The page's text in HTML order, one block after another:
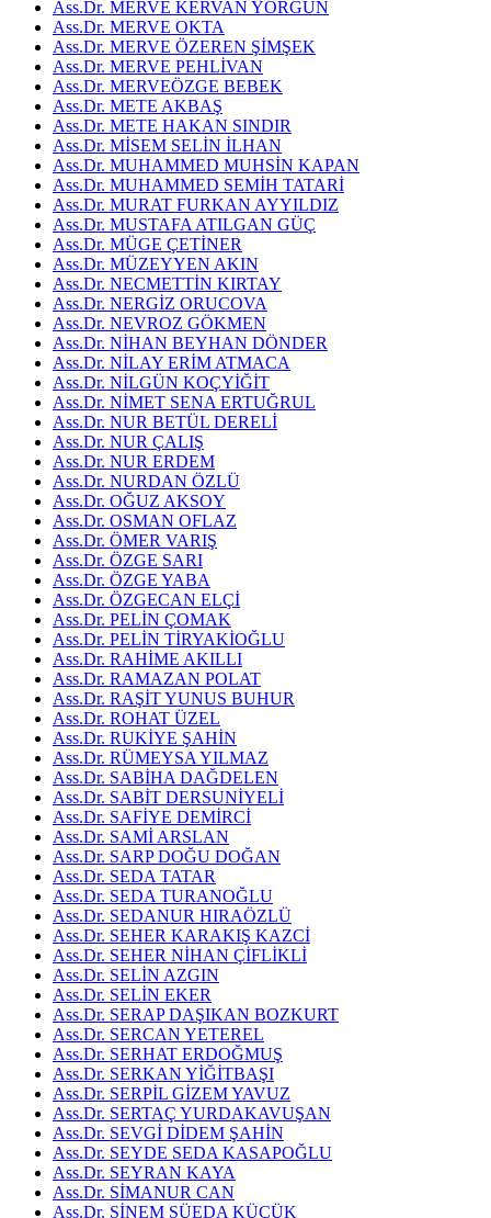
Ass.Dr. MERVE KERVAN YORGUN
Ass.Dr. MERVE OKTA
Ass.Dr. MERVE ÖZEREN ŞİMŞEK
Ass.Dr. MERVE PEHLİVAN
Ass.Dr. MERVEÖZGE BEBEK
Ass.Dr. METE AKBAŞ
Ass.Dr. METE HAKAN SINDIR
Ass.Dr. MİSEM SELİN İLHAN
Ass.Dr. MUHAMMED MUHSİN KAPAN
Ass.Dr. MUHAMMED SEMİH TATARİ
Ass.Dr. MURAT FURKAN AYYILDIZ
Ass.Dr. MUSTAFA ATILGAN GÜÇ
Ass.Dr. MÜGE ÇETİNER
Ass.Dr. MÜZEYYEN AKIN
Ass.Dr. NECMETTİN KIRTAY
Ass.Dr. NERGİZ ORUCOVA
Ass.Dr. NEVROZ GÖKMEN
Ass.Dr. NİHAN BEYHAN DÖNDER
Ass.Dr. NİLAY ERİM ATMACA
Ass.Dr. NİLGÜN KOÇYİĞİT
Ass.Dr. NİMET SENA ERTUĞRUL
Ass.Dr. NUR BETÜL DERELİ
Ass.Dr. NUR ÇALIŞ
Ass.Dr. NUR ERDEM
Ass.Dr. NURDAN ÖZLÜ
Ass.Dr. OĞUZ AKSOY
Ass.Dr. OSMAN OFLAZ
Ass.Dr. ÖMER VARIŞ
Ass.Dr. ÖZGE SARI
Ass.Dr. ÖZGE YABA
Ass.Dr. ÖZGECAN ELÇİ
Ass.Dr. PELİN ÇOMAK
Ass.Dr. PELİN TİRYAKİOĞLU
Ass.Dr. RAHİME AKILLI
Ass.Dr. RAMAZAN POLAT
Ass.Dr. RAŞİT YUNUS BUHUR
Ass.Dr. ROHAT ÜZEL
Ass.Dr. RUKİYE ŞAHİN
Ass.Dr. RÜMEYSA YILMAZ
Ass.Dr. SABİHA DAĞDELEN
Ass.Dr. SABİT DERSUNİYELİ
Ass.Dr. SAFİYE DEMİRCİ
Ass.Dr. SAMİ ARSLAN
Ass.Dr. SARP DOĞU DOĞAN
Ass.Dr. SEDA TATAR
Ass.Dr. SEDA TURANOĞLU
Ass.Dr. SEDANUR HIRAÖZLÜ
Ass.Dr. SEHER KARAKIŞ KAZCİ
Ass.Dr. SEHER NİHAN ÇİFLİKLİ
Ass.Dr. SELİN AZGIN
Ass.Dr. SELİN EKER
Ass.Dr. SERAP DAŞIKAN BOZKURT
Ass.Dr. SERCAN YETEREL
Ass.Dr. SERHAT ERDOĞMUŞ
Ass.Dr. SERKAN YİĞİTBAŞI
Ass.Dr. SERPİL GİZEM YAVUZ
Ass.Dr. SERTAÇ YURDAKAVUŞAN
Ass.Dr. SEVGİ DİDEM ŞAHİN
Ass.Dr. SEYDE SEDA KASAPOĞLU
Ass.Dr. SEYRAN KAYA
Ass.Dr. SİMANUR CAN
Ass.Dr. SİNEM SÜEDA KÜÇÜK